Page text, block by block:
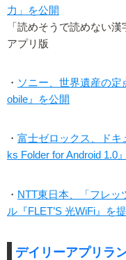
力」を公開
「読めそうで読めない
アプリ版
・ ソニー、世界遺産の定
obile』を公開
・ 富士ゼロックス、ドキ
ks Folder for Android 1.0
・ NTT東日本、「フレッ
ル『FLET’S 光WiFi』を
デイリーアプリラ